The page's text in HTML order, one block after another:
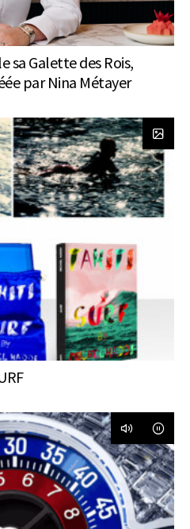
sa Galette des Rois,
par Nina Métayer